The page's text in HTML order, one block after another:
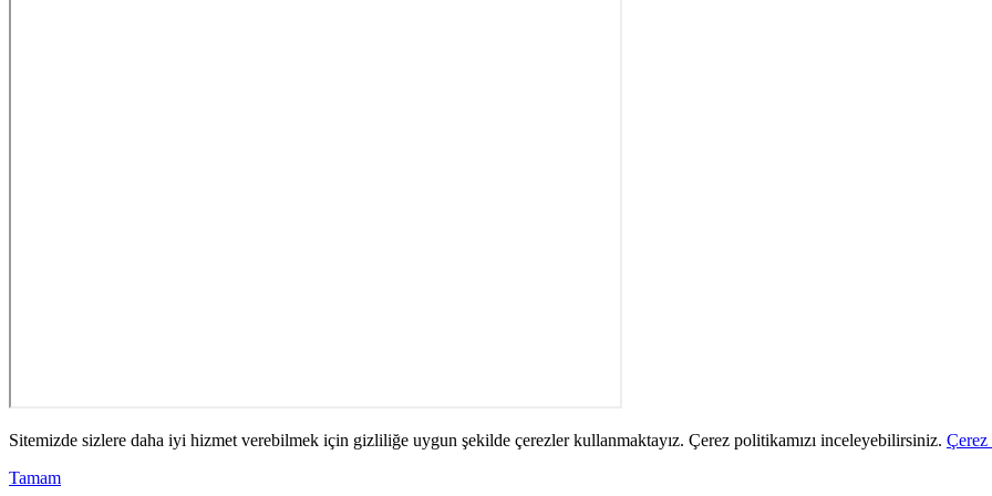
Sitemizde sizlere daha iyi hizmet verebilmek için gizliliğe uygun şekilde çerezler kullanmaktayız. Çerez politikamızı inceleyebilirsiniz. Çerez
Tamam